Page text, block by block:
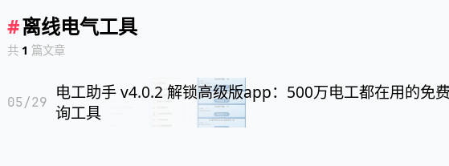
#离线电气工具
共 1 篇文章
05/29
电工助手 v4.0.2 解锁高级版app：500万电工都在用的免
询工具